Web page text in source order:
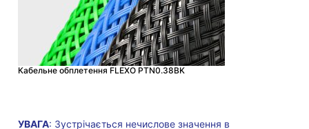
Кабельне обплетення FLEXO PTN0.38BK
УВАГА: Зустрічається нечислове значення в